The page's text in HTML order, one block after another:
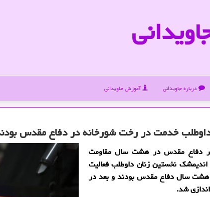
درباره جاویدانی آموزش جاویدانی
خدمت در رخت شورخانه در دفاع مقدس
دفاع مقدس در هشت سال مقاومت
نخستین زنان داوطلب فعالیت
سال دفاع مقدس بودند و بعد در
شد.